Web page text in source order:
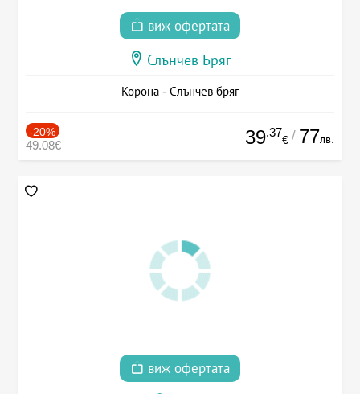
виж офертата
Слънчев Бряг
Корона - Слънчев бряг
-20%
49.08€ 39.37
€ / 77лв.
виж офертата